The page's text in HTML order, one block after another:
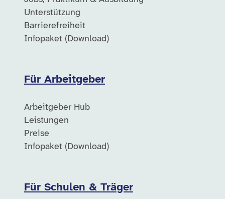
Unterstützung
Barrierefreiheit
Infopaket (Download)
Für Arbeitgeber
Arbeitgeber Hub
Leistungen
Preise
Infopaket (Download)
Für Schulen & Träger